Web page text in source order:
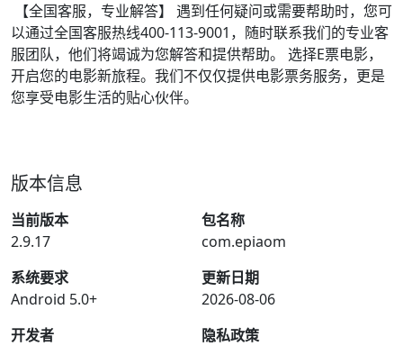
【全国客服，专业解答】 遇到任何疑问或需要帮助时，您可
以通过全国客服热线400-113-9001，随时联系我们的专业客
服团队，他们将竭诚为您解答和提供帮助。 选择E票电影，
开启您的电影新旅程。我们不仅仅提供电影票务服务，更是
您享受电影生活的贴心伙伴。
版本信息
当前版本
2.9.17
包名称
com.epiaom
系统要求
Android 5.0+
更新日期
2026-08-06
开发者
隐私政策